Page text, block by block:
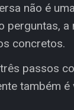
não é
perguntas,
concretos.
passos
também